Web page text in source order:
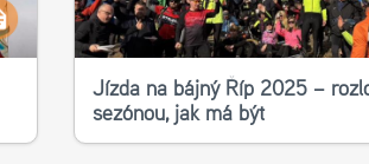
Jízda na bájný Říp 2025 –
sezónou, jak má být